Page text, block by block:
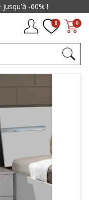
0
0
jusqu'à -60% !